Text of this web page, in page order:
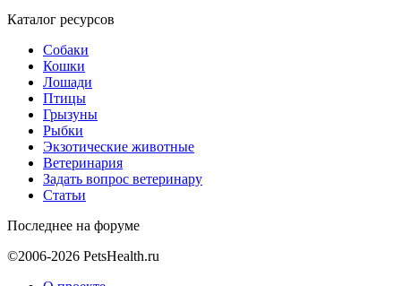
Каталог ресурсов
Собаки
Кошки
Лошади
Птицы
Грызуны
Рыбки
Экзотические животные
Ветеринария
Задать вопрос ветеринару
Статьи
Последнее на форуме
©2006-2026 PetsHealth.ru